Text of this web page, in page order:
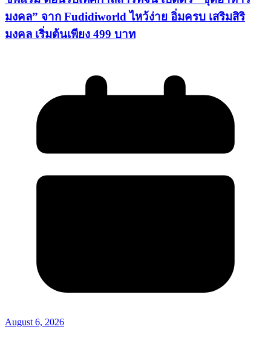
มงคล” จาก Fudidiworld ไหว้ง่าย อิ่มครบ เสริมสิริ
มงคล เริ่มต้นเพียง 499 บาท
August 6, 2026